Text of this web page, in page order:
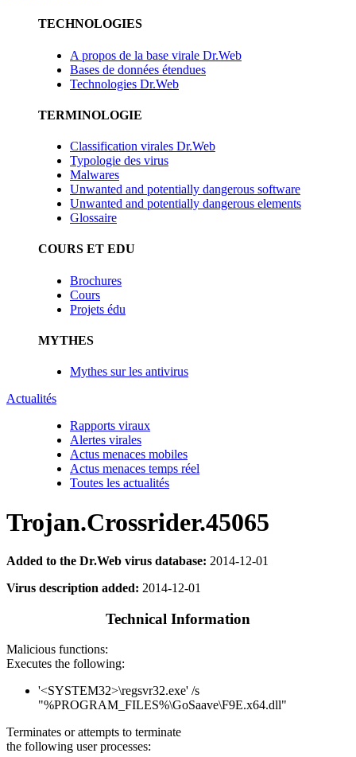
TECHNOLOGIES
A propos de la base virale Dr.Web
Bases de données étendues
Technologies Dr.Web
TERMINOLOGIE
Classification virales Dr.Web
Typologie des virus
Malwares
Unwanted and potentially dangerous software
Unwanted and potentially dangerous elements
Glossaire
COURS ET EDU
Brochures
Cours
Projets édu
MYTHES
Mythes sur les antivirus
Actualités
Rapports viraux
Alertes virales
Actus menaces mobiles
Actus menaces temps réel
Toutes les actualités
Trojan.Crossrider.45065
Added to the Dr.Web virus database: 2014-12-01
Virus description added: 2014-12-01
Technical Information
Malicious functions:
Executes the following:
'<SYSTEM32>\regsvr32.exe' /s
"%PROGRAM_FILES%\GoSaave\F9E.x64.dll"
Terminates or attempts to terminate
the following user processes: